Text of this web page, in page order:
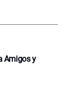
Amigos y